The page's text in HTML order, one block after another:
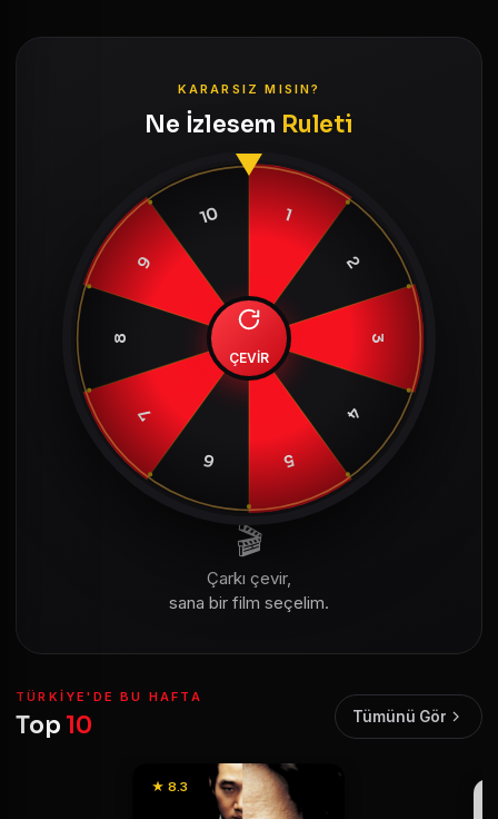
KARARSIZ MISIN?
Ne İzlesem Ruleti
1
2
3
4
5
6
7
8
9
10
ÇEVİR
🎬
Çarkı çevir,
sana bir film seçelim.
TÜRKIYE'DE BU HAFTA
Top 10 Tümünü Gör
★ 8.3